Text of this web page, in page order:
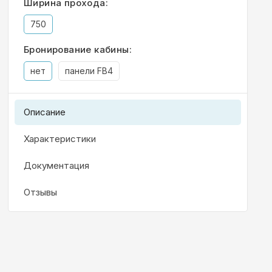
Ширина прохода:
750
Бронирование кабины:
нет панели FB4
Описание
Характеристики
Документация
Отзывы